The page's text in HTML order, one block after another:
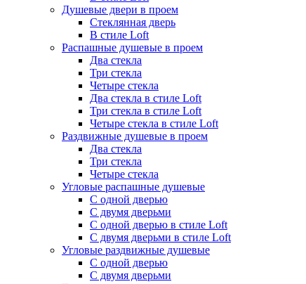
Душевые двери в проем
Стеклянная дверь
В стиле Loft
Распашные душевые в проем
Два стекла
Три стекла
Четыре стекла
Два стекла в стиле Loft
Три стекла в стиле Loft
Четыре стекла в стиле Loft
Раздвижные душевые в проем
Два стекла
Три стекла
Четыре стекла
Угловые распашные душевые
С одной дверью
С двумя дверьми
С одной дверью в стиле Loft
С двумя дверьми в стиле Loft
Угловые раздвижные душевые
С одной дверью
С двумя дверьми